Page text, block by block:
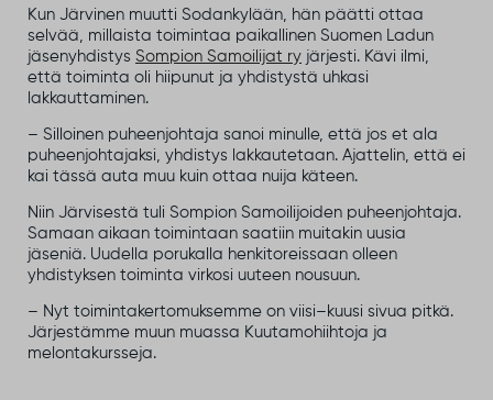
Kun Järvinen muutti Sodankylään, hän päätti ottaa
selvää, millaista toimintaa paikallinen Suomen Ladun
jäsenyhdistys Sompion Samoilijat ry järjesti. Kävi ilmi,
että toiminta oli hiipunut ja yhdistystä uhkasi
lakkauttaminen.
– Silloinen puheenjohtaja sanoi minulle, että jos et ala
puheenjohtajaksi, yhdistys lakkautetaan. Ajattelin, että ei
kai tässä auta muu kuin ottaa nuija käteen.
Niin Järvisestä tuli Sompion Samoilijoiden puheenjohtaja.
Samaan aikaan toimintaan saatiin muitakin uusia
jäseniä. Uudella porukalla henkitoreissaan olleen
yhdistyksen toiminta virkosi uuteen nousuun.
– Nyt toimintakertomuksemme on viisi–kuusi sivua pitkä.
Järjestämme muun muassa Kuutamohiihtoja ja
melontakursseja.